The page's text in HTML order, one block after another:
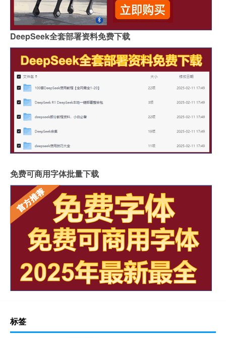
DeepSeek全套部署资料免费下载
免费可商用字体批量下载
标签